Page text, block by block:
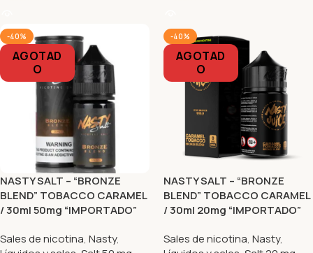
-40%
AGOTAD
O
NASTY SALT – “BRONZE
BLEND” TOBACCO CARAMEL
/ 30ml 50mg “IMPORTADO”
Sales de nicotina, Nasty,
-40%
AGOTAD
O
NASTY SALT – “BRONZE
BLEND” TOBACCO CARAMEL
/ 30ml 20mg “IMPORTADO”
Sales de nicotina, Nasty,